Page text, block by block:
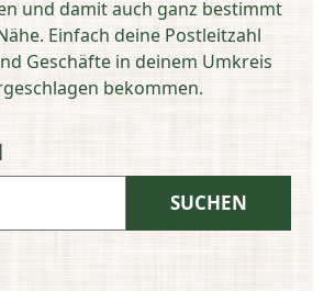
und damit auch ganz bestimmt
Einfach deine Postleitzahl
Geschäfte in deinem Umkreis
bekommen.